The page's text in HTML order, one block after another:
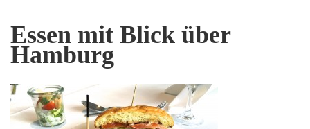
Essen mit Blick über
Hamburg